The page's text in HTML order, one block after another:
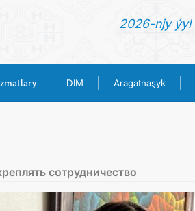
2026-njy ýyl
DIM Aragatnaşyk
TÜRKMENISTAN
сотрудничество